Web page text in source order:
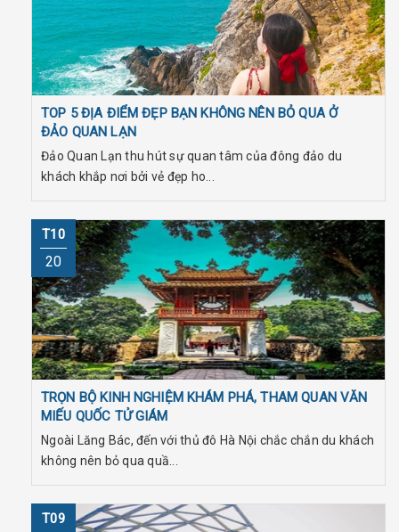
TOP 5 ĐỊA ĐIỂM ĐẸP BẠN KHÔNG NÊN BỎ QUA Ở
ĐẢO QUAN LẠN
Đảo Quan Lạn thu hút sự quan tâm của đông đảo du
khách khắp nơi bởi vẻ đẹp ho...
T10
20
TRỌN BỘ KINH NGHIỆM KHÁM PHÁ, THAM QUAN VĂN
MIẾU QUỐC TỬ GIÁM
Ngoài Lăng Bác, đến với thủ đô Hà Nội chắc chắn du khách
không nên bỏ qua quầ...
T09